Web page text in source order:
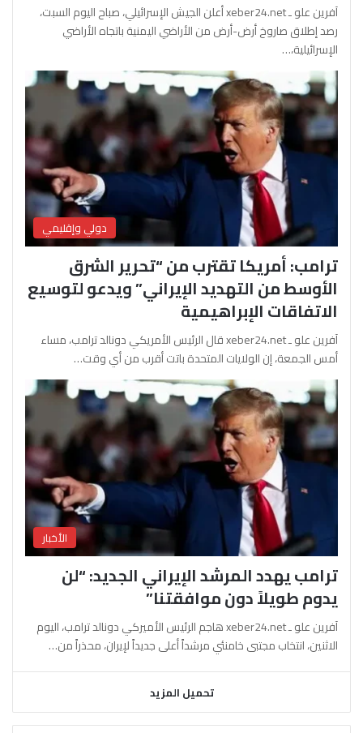
آفرين علو ـ xeber24.net أعلن الجيش الإسرائيلي، صباح اليوم السبت،
رصد إطلاق صاروخ أرض-أرض من الأراضي اليمنية باتجاه الأراضي
الإسرائيلية،…
دولي وإقليمي
ترامب: أمريكا تقترب من “تحرير الشرق
الأوسط من التهديد الإيراني” ويدعو لتوسيع
الاتفاقات الإبراهيمية
آفرين علو ـ xeber24.net قال الرئيس الأمريكي دونالد ترامب، مساء
أمس الجمعة، إن الولايات المتحدة باتت أقرب من أي وقت…
الأخبار
ترامب يهدد المرشد الإيراني الجديد: “لن
يدوم طويلاً دون موافقتنا”
آفرين علو ـ xeber24.net هاجم الرئيس الأميركي دونالد ترامب، اليوم
الاثنين، انتخاب مجتبى خامنئي مرشداً أعلى جديداً لإيران، محذراً من…
تحميل المزيد